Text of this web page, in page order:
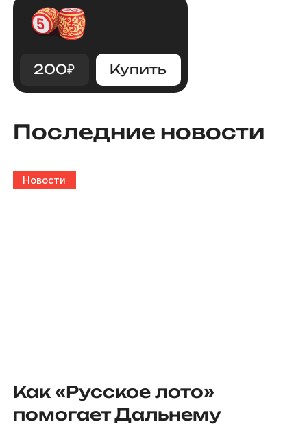
200₽ Купить
Последние новости
Новости
Как «Русское лото»
помогает Дальнему